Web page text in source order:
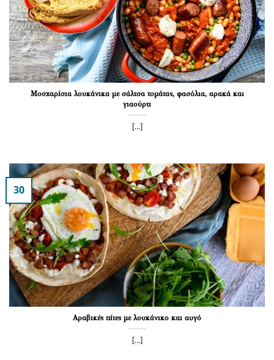
Μοσχαρίσια λουκάνικα με σάλτσα τομάτας, φασόλια, αρακά και
γιαούρτι
[...]
Αραβικές πίτες με λουκάνικο και αυγό
[...]
30